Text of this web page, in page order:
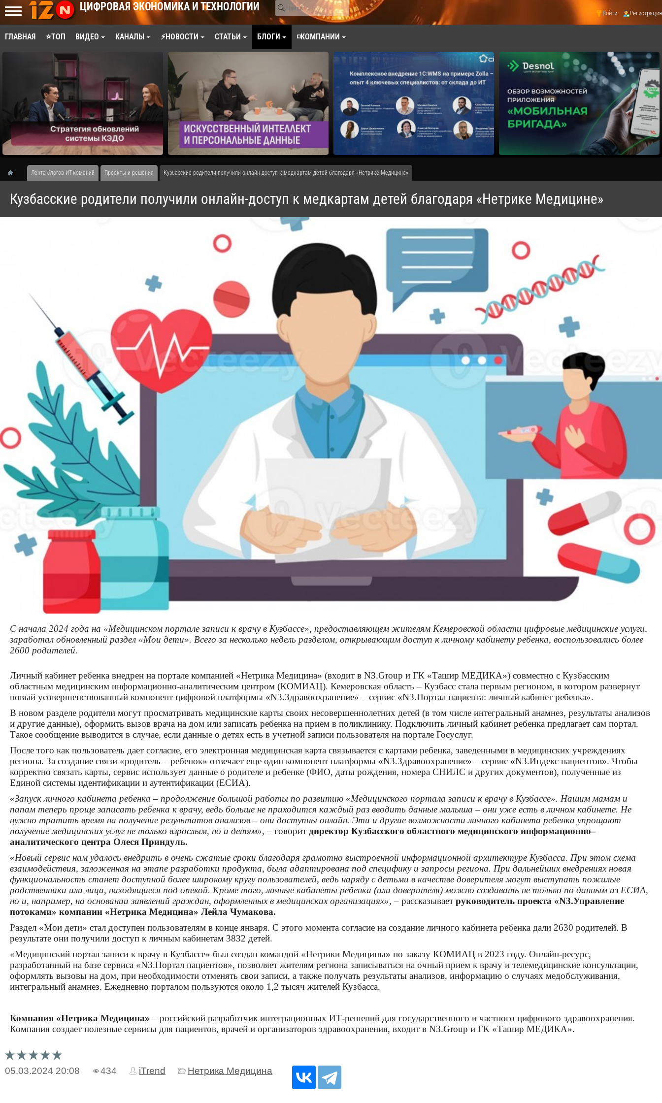
ЦИФРОВАЯ ЭКОНОМИКА И ТЕХНОЛОГИИ Войти Регистрация
ГЛАВНАЯ ⭐ТОП ВИДЕО КАНАЛЫ ⚡НОВОСТИ СТАТЬИ БЛОГИ ◽КОМПАНИИ
Лента блогов ИТ-команий Проекты и решения Кузбасские родители получили онлайн-доступ к медкартам детей благодаря «Нетрике Медицине»
Кузбасские родители получили онлайн-доступ к медкартам детей благодаря «Нетрике Медицине»
С начала 2024 года на «Медицинском портале записи к врачу в Кузбассе», предоставляющем жителям Кемеровской области цифровые медицинские услуги,
заработал обновленный раздел «Мои дети». Всего за несколько недель разделом, открывающим доступ к личному кабинету ребенка, воспользовались более
2600 родителей.
Личный кабинет ребенка внедрен на портале компанией «Нетрика Медицина» (входит в N3.Group и ГК «Ташир МЕДИКА») совместно с Кузбасским
областным медицинским информационно-аналитическим центром (КОМИАЦ). Кемеровская область – Кузбасс стала первым регионом, в котором развернут
новый усовершенствованный компонент цифровой платформы «N3.Здравоохранение» – сервис «N3.Портал пациента: личный кабинет ребенка».
В новом разделе родители могут просматривать медицинские карты своих несовершеннолетних детей (в том числе интегральный анамнез, результаты анализов
и другие данные), оформить вызов врача на дом или записать ребенка на прием в поликлинику. Подключить личный кабинет ребенка предлагает сам портал.
Такое сообщение выводится в случае, если данные о детях есть в учетной записи пользователя на портале Госуслуг.
После того как пользователь дает согласие, его электронная медицинская карта связывается с картами ребенка, заведенными в медицинских учреждениях
региона. За создание связи «родитель – ребенок» отвечает еще один компонент платформы «N3.Здравоохранение» – сервис «N3.Индекс пациентов». Чтобы
корректно связать карты, сервис использует данные о родителе и ребенке (ФИО, даты рождения, номера СНИЛС и других документов), полученные из
Единой системы идентификации и аутентификации (ЕСИА).
«Запуск личного кабинета ребенка – продолжение большой работы по развитию «Медицинского портала записи к врачу в Кузбассе». Нашим мамам и
папам теперь проще записать ребенка к врачу, ведь больше не приходится каждый раз вводить данные малыша – они уже есть в личном кабинете. Не
нужно тратить время на получение результатов анализов – они доступны онлайн. Эти и другие возможности личного кабинета ребенка упрощают
получение медицинских услуг не только взрослым, но и детям», – говорит директор Кузбасского областного медицинского информационно–
аналитического центра Олеся Приндуль.
«Новый сервис нам удалось внедрить в очень сжатые сроки благодаря грамотно выстроенной информационной архитектуре Кузбасса. При этом схема
взаимодействия, заложенная на этапе разработки продукта, была адаптирована под специфику и запросы региона. При дальнейших внедрениях новая
функциональность станет доступной более широкому кругу пользователей, ведь наряду с детьми в качестве доверителя могут выступать пожилые
родственники или лица, находящиеся под опекой. Кроме того, личные кабинеты ребенка (или доверителя) можно создавать не только по данным из ЕСИА,
но и, например, на основании заявлений граждан, оформленных в медицинских организациях»,– рассказывает руководитель проекта «N3.Управление
потоками» компании «Нетрика Медицина» Лейла Чумакова.
Раздел «Мои дети» стал доступен пользователям в конце января. С этого момента согласие на создание личного кабинета ребенка дали 2630 родителей. В
результате они получили доступ к личным кабинетам 3832 детей.
«Медицинский портал записи к врачу в Кузбассе» был создан командой «Нетрики Медицины» по заказу КОМИАЦ в 2023 году. Онлайн-ресурс,
разработанный на базе сервиса «N3.Портал пациентов», позволяет жителям региона записываться на очный прием к врачу и телемедицинские консультации,
оформлять вызовы на дом, при необходимости отменять свои записи, а также получать результаты анализов, информацию о случаях медобслуживания,
интегральный анамнез. Ежедневно порталом пользуются около 1,2 тысяч жителей Кузбасса.
Компания «Нетрика Медицина» – российский разработчик интеграционных ИТ-решений для государственного и частного цифрового здравоохранения.
Компания создает полезные сервисы для пациентов, врачей и организаторов здравоохранения, входит в N3.Group и ГК «Ташир МЕДИКА».
05.03.2024 20:08 434 iTrend Нетрика Медицина